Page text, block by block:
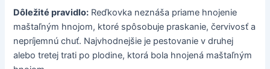
Dôležité pravidlo: Reďkovka neznáša priame hnojenie
maštaľným hnojom, ktoré spôsobuje praskanie, červivosť a
nepríjemnú chuť. Najvhodnejšie je pestovanie v druhej
alebo tretej trati po plodine, ktorá bola hnojená maštaľným